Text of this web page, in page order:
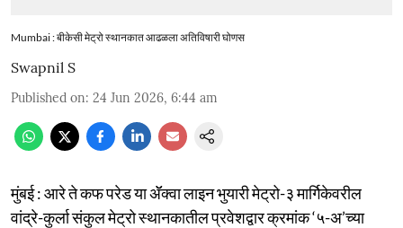
Mumbai : बीकेसी मेट्रो स्थानकात आढळला अतिविषारी घोणस
Swapnil S
Published on: 24 Jun 2026, 6:44 am
मुंबई : आरे ते कफ परेड या ॲॅक्वा लाइन भुयारी मेट्रो-३ मार्गिकेवरील
वांद्रे-कुर्ला संकुल मेट्रो स्थानकातील प्रवेशद्वार क्रमांक ‘५-अ’च्या